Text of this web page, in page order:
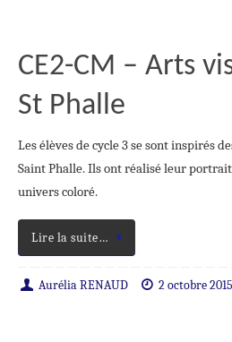
CE2-CM – Arts
St Phalle
Les élèves de cycle 3 se sont inspirés
Saint Phalle. Ils ont réalisé leur
univers coloré.
Lire la suite…
Aurélia RENAUD 2 octobre 2015